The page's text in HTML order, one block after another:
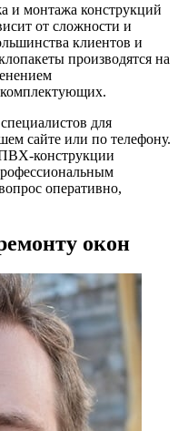
и монтажа конструкций
от сложности и
клиентов и
производятся на
комплектующих.
для
сайте или по телефону.
ПВХ-конструкции
оперативно,
окон